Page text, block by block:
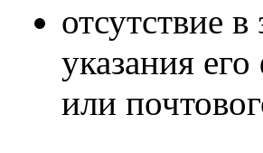
отсутствие
указания
или